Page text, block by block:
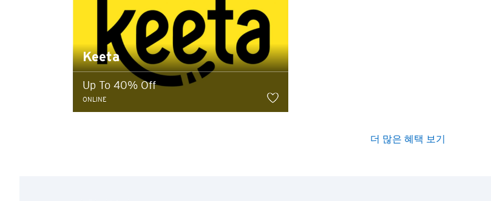
Keeta
Up To 40% Off
ONLINE
더 많은 혜택 보기